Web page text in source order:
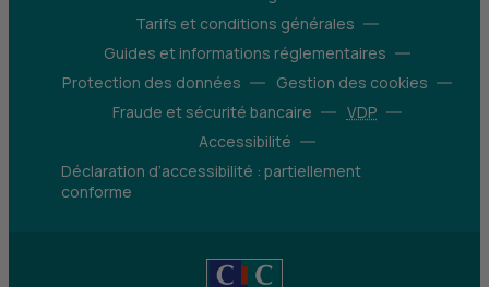
Tarifs et conditions générales
Guides et informations réglementaires
Protection des données
Gestion des cookies
Fraude et sécurité bancaire
VDP
Accessibilité
Déclaration d’accessibilité : partiellement
conforme